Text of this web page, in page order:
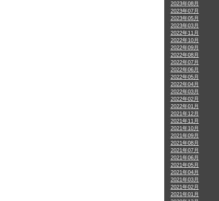
2023年08月
2023年07月
2023年05月
2023年03月
2022年11月
2022年10月
2022年09月
2022年08月
2022年07月
2022年06月
2022年05月
2022年04月
2022年03月
2022年02月
2022年01月
2021年12月
2021年11月
2021年10月
2021年09月
2021年08月
2021年07月
2021年06月
2021年05月
2021年04月
2021年03月
2021年02月
2021年01月